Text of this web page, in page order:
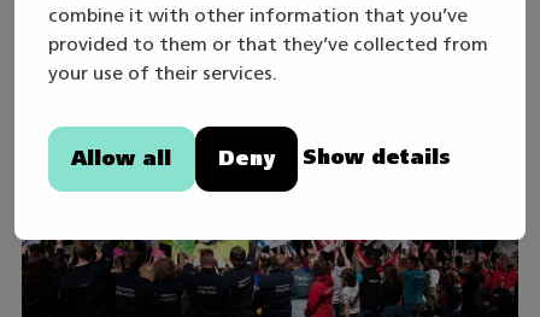
combine it with other information that you’ve
provided to them or that they’ve collected from
your use of their services.
Allow all Deny Show details
onsdagen den 19.8